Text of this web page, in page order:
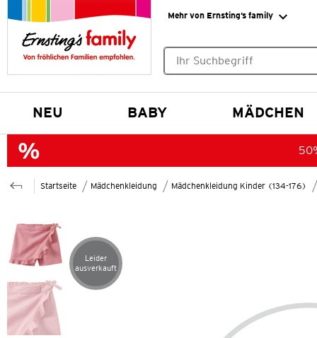
Mehr von Ernsting’s family
NEU BABY MÄDCHEN
Startseite Mädchenkleidung Mädchenkleidung Kinder (134-176)
Artikel leider ausverkauft
Leider
ausverkauft